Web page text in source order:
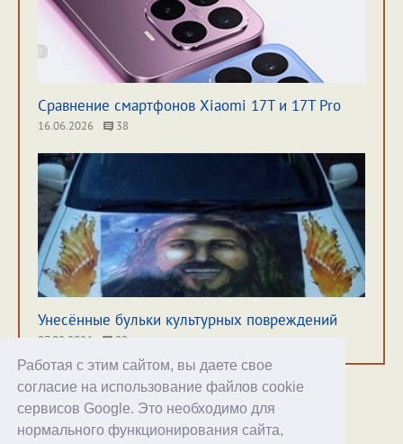
Работая с этим сайтом, вы даете свое
согласие на использование файлов cookie
сервисов Google. Это необходимо для
нормального функционирования сайта,
Сравнение смартфонов Xiaomi 17T и 17T Pro
16.06.2026 38
Унесённые бульки культурных повреждений
07.08.2026 29
Хостинг